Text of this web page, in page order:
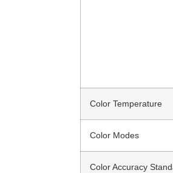
Color Temperature
Color Modes
Color Accuracy